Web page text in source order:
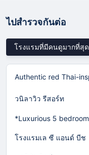
ไปสำรวจกันต่อ
โรงแรมที่มีคนดูมากที่สุด
วนิลาวิว รีสอร์ท
โรงแรมเล ซี แอนด์ บีช